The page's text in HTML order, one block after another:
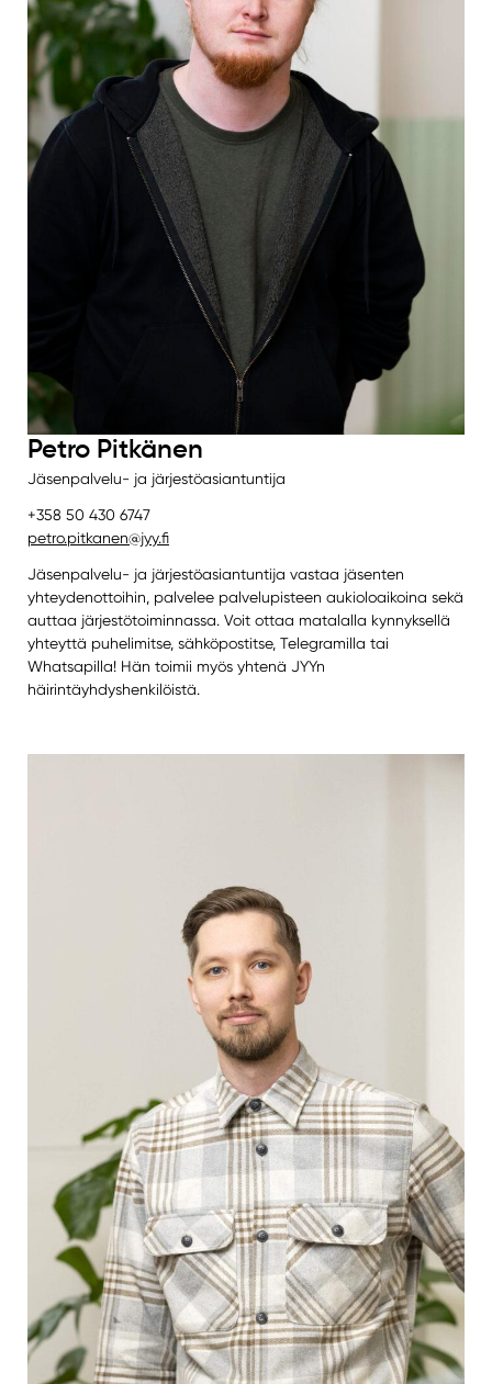
Petro Pitkänen
Jäsenpalvelu- ja järjestöasiantuntija
+358 50 430 6747
petro.pitkanen@jyy.fi
Jäsenpalvelu- ja järjestöasiantuntija vastaa jäsenten
yhteydenottoihin, palvelee palvelupisteen aukioloaikoina sekä
auttaa järjestötoiminnassa. Voit ottaa matalalla kynnyksellä
yhteyttä puhelimitse, sähköpostitse, Telegramilla tai
Whatsapilla! Hän toimii myös yhtenä JYYn
häirintäyhdyshenkilöistä.